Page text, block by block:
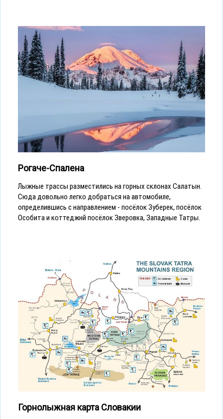
Рогаче-Спалена
Лыжные трассы разместились на горных склонах Салатын.
Сюда довольно легко добраться на автомобиле,
определившись с направлением - посёлок Зуберек, посёлок
Особита и коттеджнй посёлок Зверовка, Западные Татры.
Горнолыжная карта Словакии